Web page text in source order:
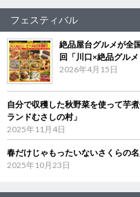
フェスティバル
絶品屋台グルメが全
回「川口×絶品グル
2026年4月15日
自分で収穫した秋野菜を使って芋
ランドむさしの村」
2025年11月4日
春だけじゃもったいないさくらの
2025年10月23日